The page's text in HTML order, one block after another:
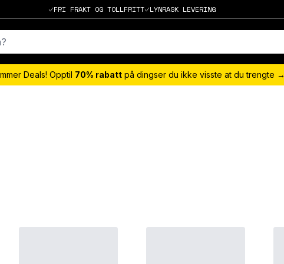
FRI FRAKT OG TOLLFRITT LYNRASK LEVERING
Deals! Opptil 70% rabattpå dingser du ikke visste at du trengte →